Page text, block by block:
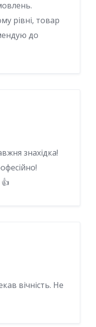
рівні, товар
до
знахідка!
вічність. Не